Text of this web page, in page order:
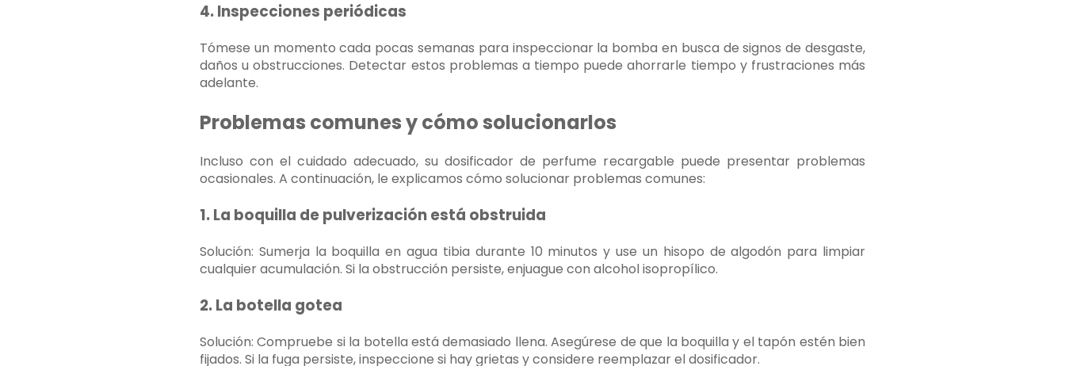
4. Inspecciones periódicas
Tómese un momento cada pocas semanas para inspeccionar la bomba en busca de signos de desgaste,
daños u obstrucciones. Detectar estos problemas a tiempo puede ahorrarle tiempo y frustraciones más
adelante.
Problemas comunes y cómo solucionarlos
Incluso con el cuidado adecuado, su dosificador de perfume recargable puede presentar problemas
ocasionales. A continuación, le explicamos cómo solucionar problemas comunes:
1. La boquilla de pulverización está obstruida
Solución: Sumerja la boquilla en agua tibia durante 10 minutos y use un hisopo de algodón para limpiar
cualquier acumulación. Si la obstrucción persiste, enjuague con alcohol isopropílico.
2. La botella gotea
Solución: Compruebe si la botella está demasiado llena. Asegúrese de que la boquilla y el tapón estén bien
fijados. Si la fuga persiste, inspeccione si hay grietas y considere reemplazar el dosificador.